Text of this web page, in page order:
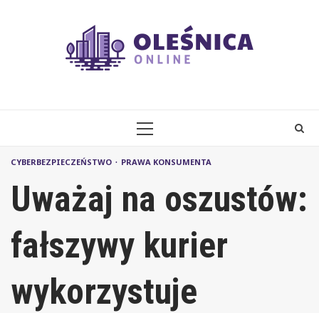
PRIMARY
CYBERBEZPIECZEŃSTWO PRAWA KONSUMENTA
Uważaj na oszustów:
fałszywy kurier
wykorzystuje